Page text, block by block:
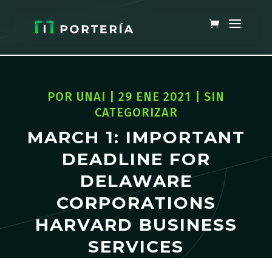
POR UNAI 29 ENE 2021
SIN
CATEGORIZAR
MARCH 1: IMPORTANT
DEADLINE FOR
DELAWARE
CORPORATIONS
HARVARD BUSINESS
SERVICES